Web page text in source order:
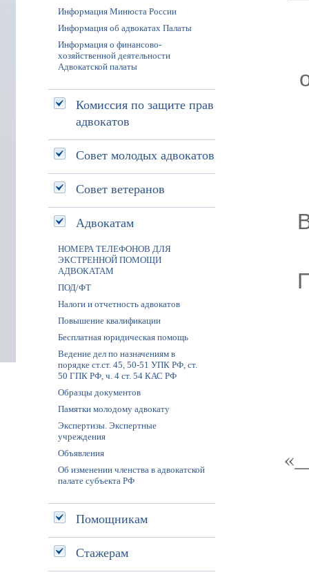
Информация Минюста России
Информация об адвокатах Палаты
Информация о финансово-
хозяйственной деятельности
Адвокатской палаты
Комиссия по защите прав
адвокатов
Совет молодых адвокатов
Совет ветеранов
Адвокатам
НОМЕРА ТЕЛЕФОНОВ ДЛЯ
ЭКСТРЕННОЙ ПОМОЩИ
АДВОКАТАМ
ПОД/ФТ
Налоги и отчетность адвокатов
Повышение квалификации
Бесплатная юридическая помощь
Ведение дел по назначениям в
порядке ст.ст. 45, 50-51 УПК РФ, ст.
50 ГПК РФ, ч. 4 ст. 54 КАС РФ
Образцы документов
Памятки молодому адвокату
Экспертизы. Экспертные
учреждения
Объявления
Об изменении членства в адвокатской
палате субъекта РФ
Помощникам
Стажерам